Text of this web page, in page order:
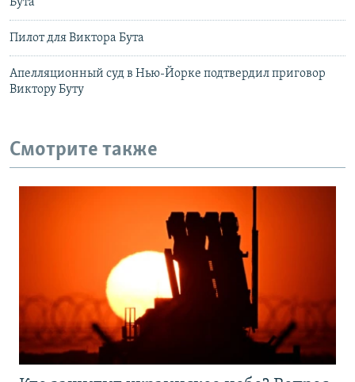
Бута
Пилот для Виктора Бута
Апелляционный суд в Нью-Йорке подтвердил приговор
Виктору Буту
Смотрите также